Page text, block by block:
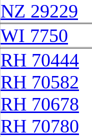
NZ 29229
WI 7750
RH 70444
RH 70582
RH 70678
RH 70780